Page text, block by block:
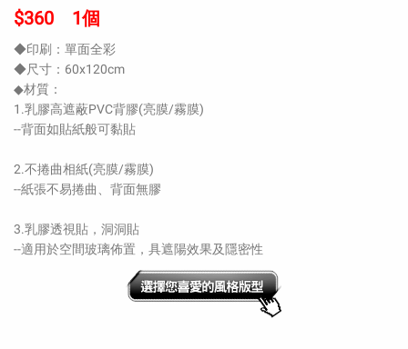
$360 1個
◆印刷：單面全彩
◆尺寸：60x120cm
◆材質：
1.乳膠高遮蔽PVC背膠(亮膜/霧膜)
--背面如貼紙般可黏貼
2.不捲曲相紙(亮膜/霧膜)
--紙張不易捲曲、背面無膠
3.乳膠透視貼，洞洞貼
--適用於空間玻璃佈置，具遮陽效果及隱密性